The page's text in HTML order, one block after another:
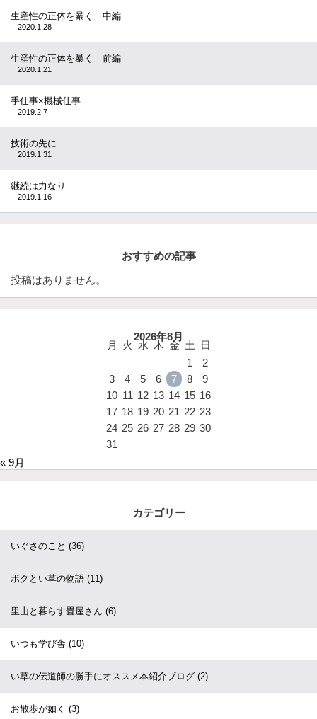
生産性の正体を暴く 中編
2020.1.28
生産性の正体を暴く 前編
2020.1.21
手仕事×機械仕事
2019.2.7
技術の先に
2019.1.31
継続は力なり
2019.1.16
おすすめの記事
投稿はありません。
2026年8月
月 火 水 木 金 土
日
1
2
3
4 5 6 7 8
9
10 11 12 13 14 15 16
17 18 19 20 21 22 23
24 25 26 27 28 29 30
31
« 9月
カテゴリー
いぐさのこと (36)
ボクとい草の物語 (11)
里山と暮らす畳屋さん (6)
いつも学び舎 (10)
い草の伝道師の勝手にオススメ本紹介ブログ (2)
お散歩が如く (3)